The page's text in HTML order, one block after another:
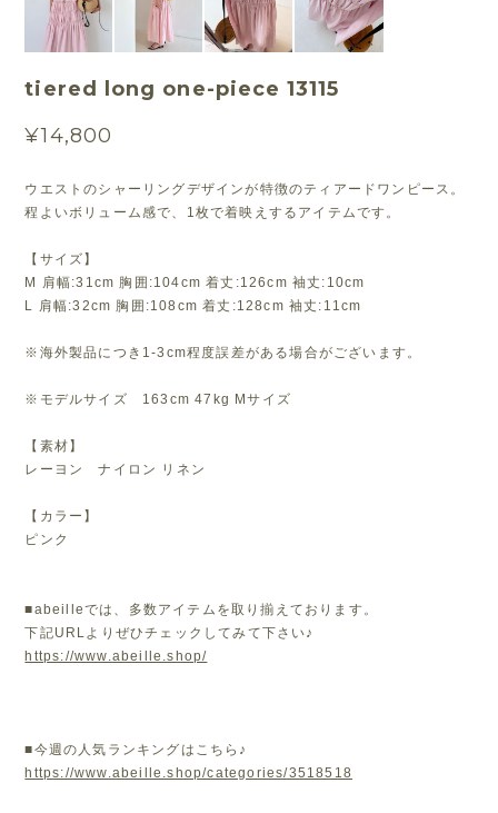
tiered long one-piece 13115
¥14,800
ウエストのシャーリングデザインが特徴のティアードワンピース。
程よいボリューム感で、1枚で着映えするアイテムです。
【サイズ】
M 肩幅:31cm 胸囲:104cm 着丈:126cm 袖丈:10cm
L 肩幅:32cm 胸囲:108cm 着丈:128cm 袖丈:11cm
※海外製品につき1-3cm程度誤差がある場合がございます。
※モデルサイズ 163cm 47kg Mサイズ
【素材】
レーヨン ナイロン リネン
【カラー】
ピンク
■abeilleでは、多数アイテムを取り揃えております。
下記URLよりぜひチェックしてみて下さい♪
https://www.abeille.shop/
■今週の人気ランキングはこちら♪
https://www.abeille.shop/categories/3518518